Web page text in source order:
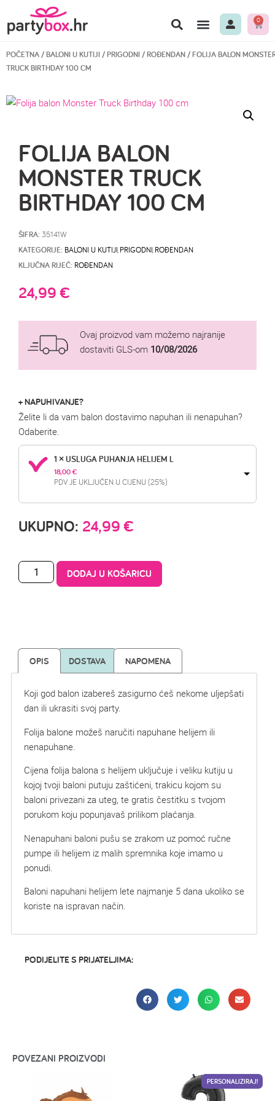
0
POČETNA/BALONI U KUTIJI/PRIGODNI/ROĐENDAN/ FOLIJA BALON
TRUCK BIRTHDAY 100 CM
FOLIJA BALON
MONSTER TRUCK
BIRTHDAY 100 CM
ŠIFRA: 35141W
KATEGORIJE: BALONI U KUTIJI PRIGODNI ROĐENDAN
KLJUČNA RIJEČ: ROĐENDAN
24,99€
Ovaj proizvod vam možemo najranije
dostaviti GLS-om 10/08/2026
+ NAPUHIVANJE?
Želite li da vam balon dostavimo napuhan ili nenapuhan?
Odaberite.
1 × USLUGA PUHANJA HELIJEM L
18,00 €
PDV JE UKLJUČEN U CIJENU (25%)
UKUPNO: 24,99€
DODAJ U KOŠARICU
OPIS DOSTAVA NAPOMENA
Koji god balon izabereš zasigurno ćeš nekome uljepšati
dan ili ukrasiti svoj party.
Folija balone možeš naručiti napuhane helijem ili
nenapuhane.
Cijena folija balona s helijem uključuje i veliku kutiju u
kojoj tvoji baloni putuju zaštićeni, trakicu kojom su
baloni privezani za uteg, te gratis čestitku s tvojom
porukom koju popunjavaš prilikom plaćanja.
Nenapuhani baloni pušu se zrakom uz pomoć ručne
pumpe ili helijem iz malih spremnika koje imamo u
ponudi.
Baloni napuhani helijem lete najmanje 5 dana ukoliko se
koriste na ispravan način.
PODIJELITE S PRIJATELJIMA:
POVEZANI PROIZVODI
PERSONALIZIRAJ!